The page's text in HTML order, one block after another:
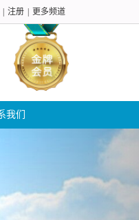
注册 更多频道
我们